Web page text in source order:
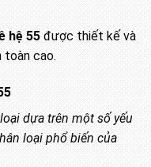
hệ 55được thiết kế và
toàn cao.
dựa trên một số yếu
loại phổ biến của